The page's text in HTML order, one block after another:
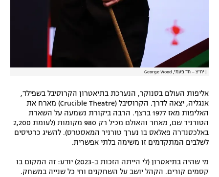
רשיון להקרנה פומבית לבית עסק
הצטרפות לחבילת הערוצים
לוח דרושים – ג'ובנט
המגזין
יח"צ – חד פעמי, George Wood
אליפות העולם בסנוקר, הנערכת בתיאטרון הקרוסיבל בשפילד,
אנגליה, יצאה לדרך. הקרוסיבל (Crucible Theatre) מארח את
האליפות מאז 1977 ברצף. הרבה ביקורת נשמעה על השארת
הטורניר שם, מאחר והאולם מכיל רק 980 מקומות (לעומת 2,200
באלכסנדרה פאלאס בו נערך טורניר המאסטרס). להשיג כרטיסים
לשלבים המתקדמים זו משימה בלתי אפשרית.
מי שהיה בתיאטרון (לי הייתה הזכות ב-2023) יודע: זה המקום בו
קסמים קורים. הקהל יושב על השחקנים וחי כל שנייה במשחק.